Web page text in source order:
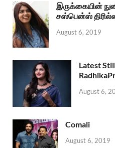
இருக்கையின்
சஸ்பென்ஸ்
August 6, 2019
Latest
August 6,
Comali
August 6, 2019